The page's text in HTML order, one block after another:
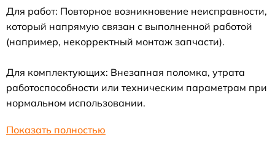
Для работ: Повторное возникновение неисправности,
который напрямую связан с выполненной работой
(например, некорректный монтаж запчасти).
Для комплектующих: Внезапная поломка, утрата
работоспособности или техническим параметрам при
нормальном использовании.
Показать полностью